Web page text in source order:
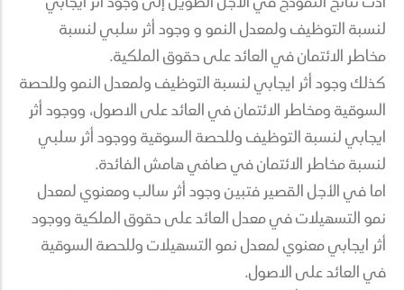
لنسبة التوظيف ولمعدل النمو و وجود أثر سلبي لنسبة
مخاطر الائتمان في العائد على حقوق الملكية.
كذلك وجود أثر ايجابي لنسبة التوظيف ولمعدل النمو وللحصة
السوقية ومخاطر الائتمان في العائد على الاصول، ووجود أثر
ايجابي لنسبة التوظيف وللحصة السوقية ووجود أثر سلبي
لنسبة مخاطر الائتمان في صافي هامش الفائدة.
اما في الأجل القصير فتبين وجود أثر سالب ومعنوي لمعدل
نمو التسهيلات في معدل العائد على حقوق الملكية ووجود
أثر ايجابي معنوي لمعدل نمو التسهيلات وللحصة السوقية
في العائد على الاصول.